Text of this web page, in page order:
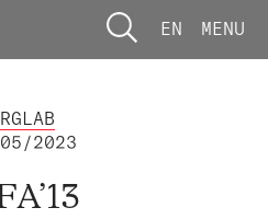
EN MENU
2023